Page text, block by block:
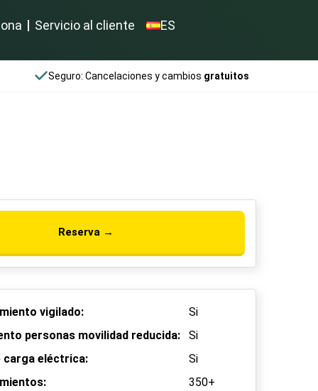
Servicio al cliente ES
Seguro: Cancelaciones y cambios gratuitos
Reserva →
vigilado:
Si
personas movilidad reducida:
Si
carga eléctrica:
Si
350+